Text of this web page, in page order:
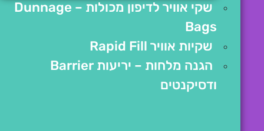
שקי אוויר לדיפון מכולות – Dunnage
Bags
שקיות אוויר Rapid Fill
הגנה מלחות – יריעות Barrier
ודסיקנטים